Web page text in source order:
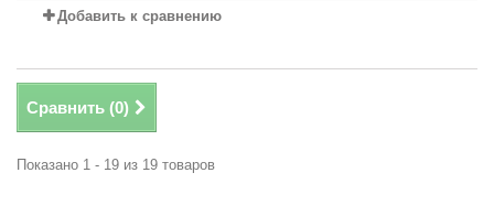
Добавить к сравнению
Сравнить (0)
Показано 1 - 19 из 19 товаров